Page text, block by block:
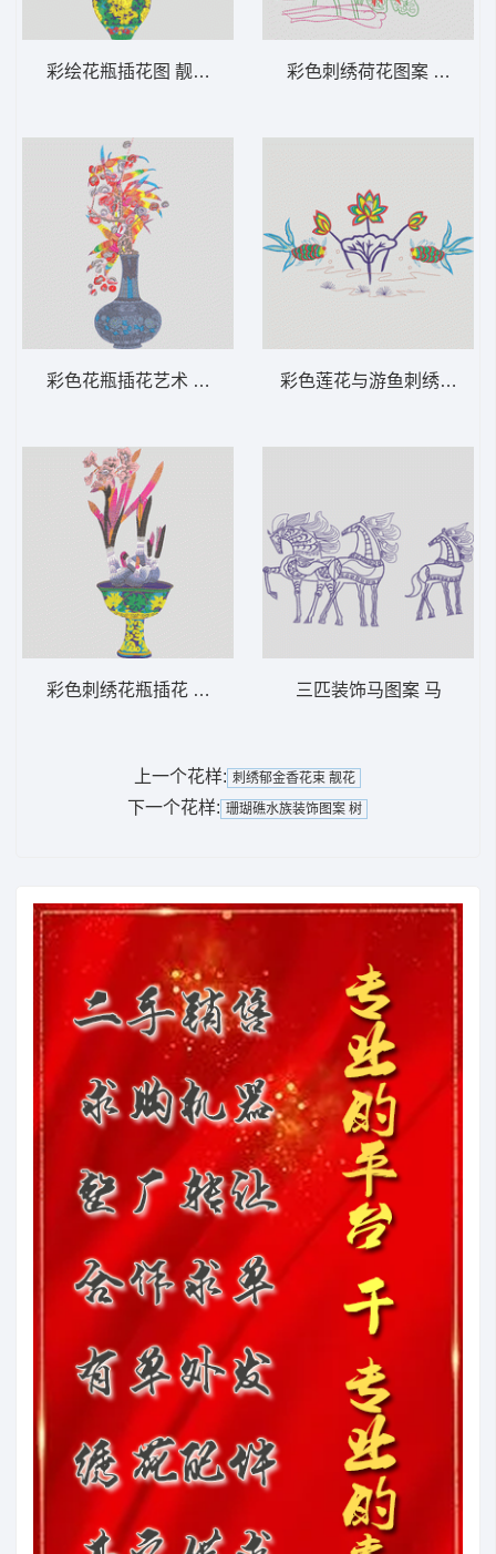
彩绘花瓶插花图 靓花 花瓶 精品
彩色花瓶插花艺术 靓花 花瓶 精品
彩色刺绣花瓶插花 靓花 花瓶 精品
彩色刺绣荷花图案 荷花
彩色莲花与游鱼刺绣图案
三匹装饰马图案 马
上一个花样: 刺绣郁金香花束 靓花
下一个花样: 珊瑚礁水族装饰图案 树